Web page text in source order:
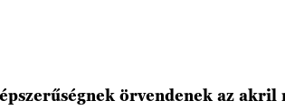
örvendenek az